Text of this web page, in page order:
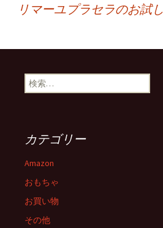
稿
ナ
ビ
ゲ
ー
シ
リマーユプラセラのお試
検
索:
カテゴリー
Amazon
おもちゃ
お買い物
その他